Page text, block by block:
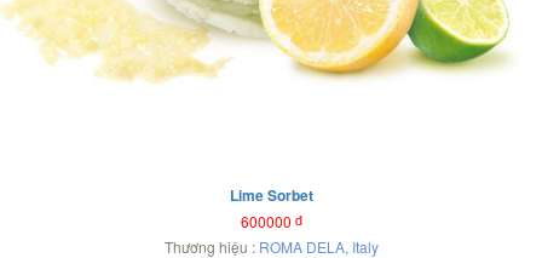
Lime Sorbet
600000 đ
Thương hiệu : ROMA DELA, Italy